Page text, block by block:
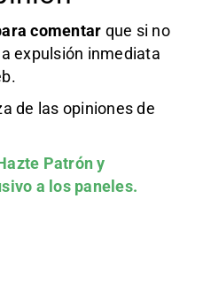
comentar que si no
expulsión inmediata
de las opiniones de
Patróny
a los paneles.